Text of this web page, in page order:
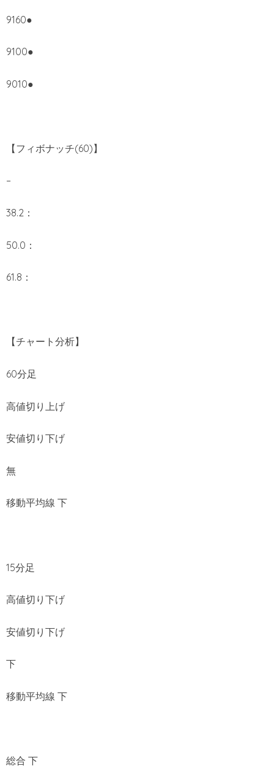
9160●
9100●
9010●
【フィボナッチ(60)】
–
38.2：
50.0：
61.8：
【チャート分析】
60分足
高値切り上げ
安値切り下げ
無
移動平均線 下
15分足
高値切り下げ
安値切り下げ
下
移動平均線 下
総合 下